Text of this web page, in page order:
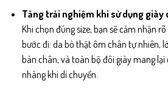
Tăng trải nghiệm khi sử dụng giày
Khi chọn đúng size, bạn sẽ cảm nhận
bước đi: da bò thật ôm chân tự nhiên,
bàn chân, và toàn bộ đôi giày mang lại
nhàng khi di chuyển.